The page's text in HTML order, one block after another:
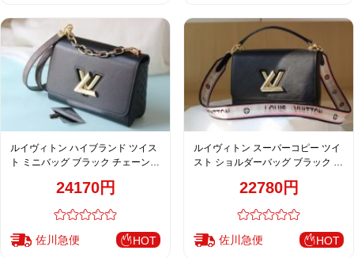
ルイヴィトン ハイブランド ツイス
ト ミニバッグ ブラック チェーンシ
M22229 M2223624170円
佐川急便 HOT
ルイヴィトン スーパーコピー ツイ
スト ショルダーバッグ ブラック ロ
ース 人気モデル M50357 M57505
22780円
佐川急便 HOT